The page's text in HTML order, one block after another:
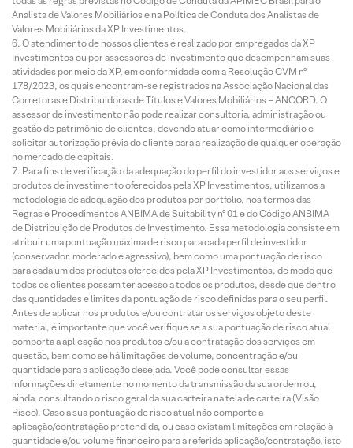
Analista de Valores Mobiliários e na Política de Conduta dos Analistas de
Valores Mobiliários da XP Investimentos.
O atendimento de nossos clientes é realizado por empregados da XP
Investimentos ou por assessores de investimento que desempenham suas
atividades por meio da XP, em conformidade com a Resolução CVM nº
178/2023, os quais encontram-se registrados na Associação Nacional das
Corretoras e Distribuidoras de Títulos e Valores Mobiliários – ANCORD. O
assessor de investimento não pode realizar consultoria, administração ou
gestão de patrimônio de clientes, devendo atuar como intermediário e
solicitar autorização prévia do cliente para a realização de qualquer operação
no mercado de capitais.
Para fins de verificação da adequação do perfil do investidor aos serviços e
produtos de investimento oferecidos pela XP Investimentos, utilizamos a
metodologia de adequação dos produtos por portfólio, nos termos das
Regras e Procedimentos ANBIMA de Suitability nº 01 e do Código ANBIMA
de Distribuição de Produtos de Investimento. Essa metodologia consiste em
atribuir uma pontuação máxima de risco para cada perfil de investidor
(conservador, moderado e agressivo), bem como uma pontuação de risco
para cada um dos produtos oferecidos pela XP Investimentos, de modo que
todos os clientes possam ter acesso a todos os produtos, desde que dentro
das quantidades e limites da pontuação de risco definidas para o seu perfil.
Antes de aplicar nos produtos e/ou contratar os serviços objeto deste
material, é importante que você verifique se a sua pontuação de risco atual
comporta a aplicação nos produtos e/ou a contratação dos serviços em
questão, bem como se há limitações de volume, concentração e/ou
quantidade para a aplicação desejada. Você pode consultar essas
informações diretamente no momento da transmissão da sua ordem ou,
ainda, consultando o risco geral da sua carteira na tela de carteira (Visão
Risco). Caso a sua pontuação de risco atual não comporte a
aplicação/contratação pretendida, ou caso existam limitações em relação à
quantidade e/ou volume financeiro para a referida aplicação/contratação, isto